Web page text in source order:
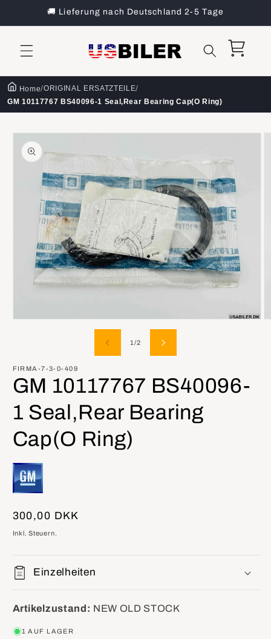
Inhalt
🚚 Lieferung nach Deutschland 2-5 Tage
Warenkorb
Home/ORIGINAL ERSATZTEILE/
GM 10117767 BS40096-1 Seal,Rear Bearing Cap(O Ring)
1/von
2
FIRMA-7-3-0-409
GM 10117767 BS40096-
1 Seal,Rear Bearing
Cap(O Ring)
Normaler
Preis
300,00 DKK
Inkl. Steuern.
Einzelheiten
Artikelzustand: NEW OLD STOCK
1 AUF LAGER